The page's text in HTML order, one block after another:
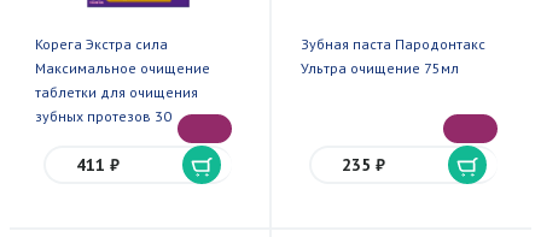
Корега Экстра сила
Максимальное очищение
таблетки для очищения
зубных протезов 30
411 ₽
Зубная паста Пародонтакс
Ультра очищение 75мл
235 ₽